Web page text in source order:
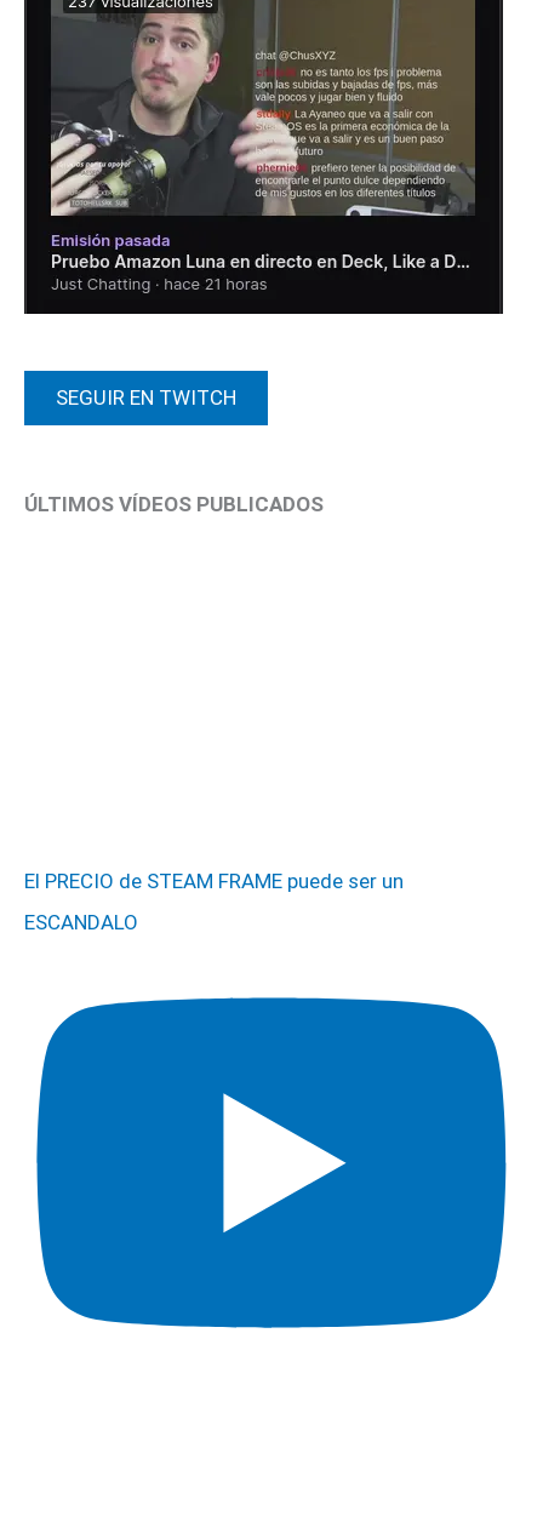
SEGUIR EN TWITCH
ÚLTIMOS VÍDEOS PUBLICADOS
El PRECIO de STEAM FRAME puede ser un
ESCANDALO